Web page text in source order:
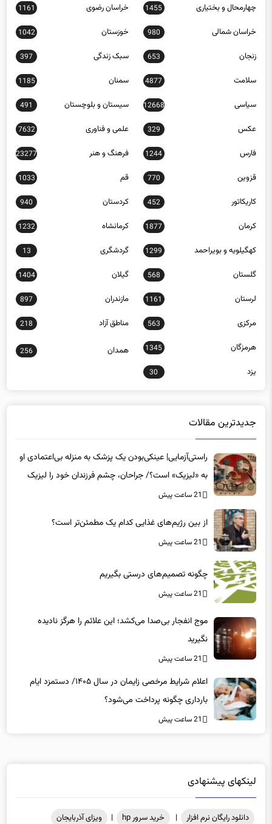
چهارمحال و بختیاری 1455 خراسان رضوی 1161
خراسان شمالی 980 خوزستان 1042
زنجان 653 سبک زندگی 397
سلامت 4877 سمنان 1185
سیاسی 12668 سیستان و بلوچستان 491
عکس 329 علمی و فناوری 7632
فارس 1244 فرهنگ و هنر 23277
قزوین 770 قم 1033
کاریکاتور 452 کردستان 940
کرمان 1877 کرمانشاه 1232
کهگیلویه و بویراحمد 1299 گردشگری 13
گلستان 568 گیلان 1404
لرستان 1161 مازندران 897
مرکزی 563 مناطق آزاد 218
هرمزگان 1345 همدان 256
یزد 30
جدیدترین مقالات
راستی‌آزمایی| عینکی‌بودن یک پزشک به منزله بی‌اعتمادی او
به «لیزیک» است؟/ جراحان، چشم فرزندان خود را لیزیک
می‌کنند؟
21 ساعت پیش
از بین رژیم‌های غذایی کدام یک مطمئن‌تر است؟‌
21 ساعت پیش
چگونه تصمیم‌های درستی بگیریم
21 ساعت پیش
موج انفجار بی‌صدا می‌کشد؛ این علائم را هرگز نادیده
نگیرید
21 ساعت پیش
اعلام شرایط مرخصی زایمان در سال ۱۴۰۵/ دستمزد ایام
بارداری چگونه پرداخت می‌شود؟
21 ساعت پیش
لینکهای پیشنهادی
دانلود رایگان نرم افزار | خرید سرور hp | ویزای آذربایجان